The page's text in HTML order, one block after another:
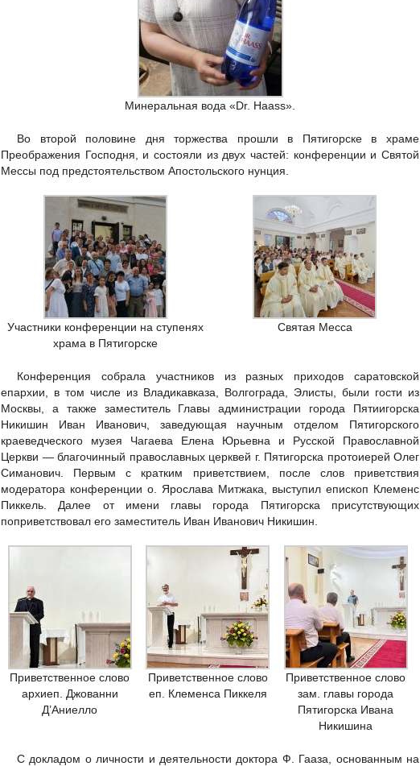
Минеральная вода «Dr. Haass».
Во второй половине дня торжества прошли в Пятигорске в храме
Преображения Господня, и состояли из двух частей: конференции и Святой
Мессы под предстоятельством Апостольского нунция.
Участники конференции на ступенях
храма в Пятигорске
Святая Месса
Конференция собрала участников из разных приходов саратовской
епархии, в том числе из Владикавказа, Волгограда, Элисты, были гости из
Москвы, а также заместитель Главы администрации города Пятиигорска
Никишин Иван Иванович, заведующая научным отделом Пятигорского
краеведческого музея Чагаева Елена Юрьевна и Русской Православной
Церкви — благочинный православных церквей г. Пятигорска протоиерей Олег
Симанович. Первым с кратким приветствием, после слов приветствия
модератора конференции о. Ярослава Митжака, выступил епископ Клеменс
Пиккель. Далее от имени главы города Пятигорска присутствующих
поприветствовал его заместитель Иван Иванович Никишин.
Приветственное слово
архиеп. Джованни
Д’Аниелло
Приветственное слово
еп. Клеменса Пиккеля
Приветственное слово
зам. главы города
Пятигорска Ивана
Никишина
С докладом о личности и деятельности доктора Ф. Гааза, основанным на